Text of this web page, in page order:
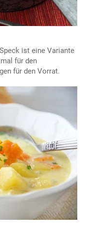
ist eine Variante
für den
für den Vorrat.